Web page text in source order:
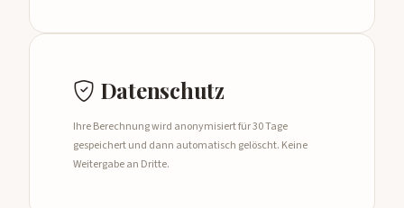
Datenschutz
Ihre Berechnung wird anonymisiert für 30 Tage
gespeichert und dann automatisch gelöscht. Keine
Weitergabe an Dritte.